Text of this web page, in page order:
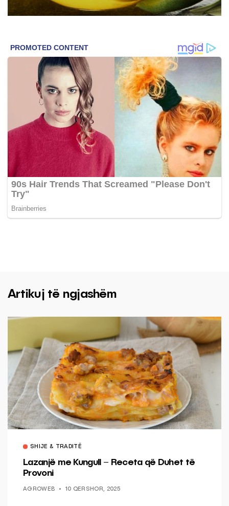
Artikuj të ngjashëm
SHIJE & TRADITË
Lazanjë me Kungull – Receta që Duhet të
Provoni
AGROWEB 10 QERSHOR, 2025